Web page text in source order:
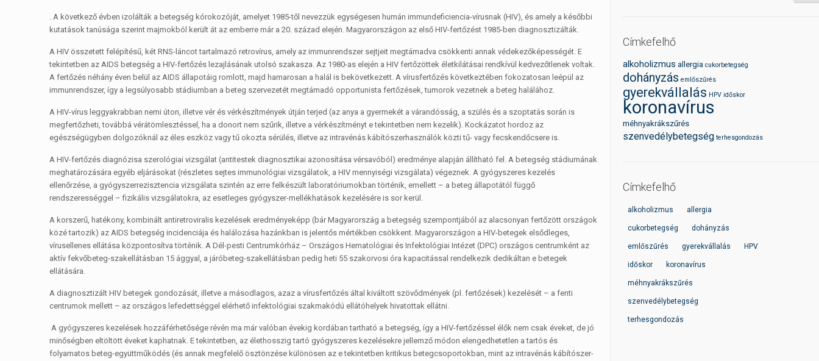
. A következő évben izolálták a betegség kórokozóját, amelyet 1985-től nevezzük egységesen humán immundeficiencia-vírusnak (HIV), és amely a későbbi
kutatások tanúsága szerint majmokból került át az emberre már a 20. század elején. Magyarországon az első HIV-fertőzést 1985-ben diagnosztizálták.
A HIV összetett felépítésű, két RNS-láncot tartalmazó retrovírus, amely az immunrendszer sejtjeit megtámadva csökkenti annak védekezőképességét. E
tekintetben az AIDS betegség a HIV-fertőzés lezajlásának utolsó szakasza. Az 1980-as elején a HIV fertőzöttek életkilátásai rendkívül kedvezőtlenek voltak.
A fertőzés néhány éven belül az AIDS állapotáig romlott, majd hamarosan a halál is bekövetkezett. A vírusfertőzés következtében fokozatosan leépül az
immunrendszer, így a legsúlyosabb stádiumban a beteg szervezetét megtámadó opportunista fertőzések, tumorok vezetnek a beteg halálához.
A HIV-vírus leggyakrabban nemi úton, illetve vér és vérkészítmények útján terjed (az anya a gyermekét a várandósság, a szülés és a szoptatás során is
megfertőzheti, továbbá vérátömlesztéssel, ha a donort nem szűrik, illetve a vérkészítményt e tekintetben nem kezelik). Kockázatot hordoz az
egészségügyben dolgozóknál az éles eszköz vagy tű okozta sérülés, illetve az intravénás kábítószerhasználók közti tű- vagy fecskendőcsere is.
A HIV-fertőzés diagnózisa szerológiai vizsgálat (antitestek diagnosztikai azonosítása vérsavóból) eredménye alapján állítható fel. A betegség stádiumának
meghatározására egyéb eljárásokat (részletes sejtes immunológiai vizsgálatok, a HIV mennyiségi vizsgálata) végeznek. A gyógyszeres kezelés
ellenőrzése, a gyógyszerrezisztencia vizsgálata szintén az erre felkészült laboratóriumokban történik, emellett – a beteg állapotától függő
rendszerességgel – fizikális vizsgálatokra, az esetleges gyógyszer-mellékhatások kezelésére is sor kerül.
A korszerű, hatékony, kombinált antiretroviralis kezelések eredményeképp (bár Magyarország a betegség szempontjából az alacsonyan fertőzött országok
közé tartozik) az AIDS betegség incidenciája és halálozása hazánkban is jelentős mértékben csökkent. Magyarországon a HIV-betegek elsődleges,
vírusellenes ellátása központosítva történik. A Dél-pesti Centrumkórház – Országos Hematológiai és Infektológiai Intézet (DPC) országos centrumként az
aktív fekvőbeteg-szakellátásban 15 ággyal, a járóbeteg-szakellátásban pedig heti 55 szakorvosi óra kapacitással rendelkezik dedikáltan e betegek
ellátására.
A diagnosztizált HIV betegek gondozását, illetve a másodlagos, azaz a vírusfertőzés által kiváltott szövődmények (pl. fertőzések) kezelését – a fenti
centrumok mellett – az országos lefedettséggel elérhető infektológiai szakmakódú ellátóhelyek hivatottak ellátni.
A gyógyszeres kezelések hozzáférhetősége révén ma már valóban évekig kordában tartható a betegség, így a HIV-fertőzéssel élők nem csak éveket, de jó
minőségben eltöltött éveket kaphatnak. E tekintetben, az élethosszig tartó gyógyszeres kezelésekre jellemző módon elengedhetetlen a tartós és
folyamatos beteg-együttműködés (és annak megfelelő ösztönzése különösen az e tekintetben kritikus betegcsoportokban, mint az intravénás kábítószer-
Címkefelhő
alkoholizmus allergia cukorbetegség
dohányzás emlőszűrés
gyerekvállalás HPV időskor
koronavírus
méhnyakrákszűrés
szenvedélybetegség terhesgondozás
Címkefelhő
alkoholizmus allergia
cukorbetegség dohányzás
emlőszűrés gyerekvállalás HPV
időskor koronavírus
méhnyakrákszűrés
szenvedélybetegség
terhesgondozás